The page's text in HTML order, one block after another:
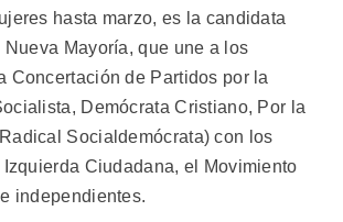
hasta marzo, es la candidata
Mayoría, que une a los
Concertación de Partidos por la
Demócrata Cristiano, Por la
Socialdemócrata) con los
Ciudadana, el Movimiento
independientes.